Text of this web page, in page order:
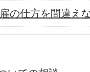
の仕方を間違え